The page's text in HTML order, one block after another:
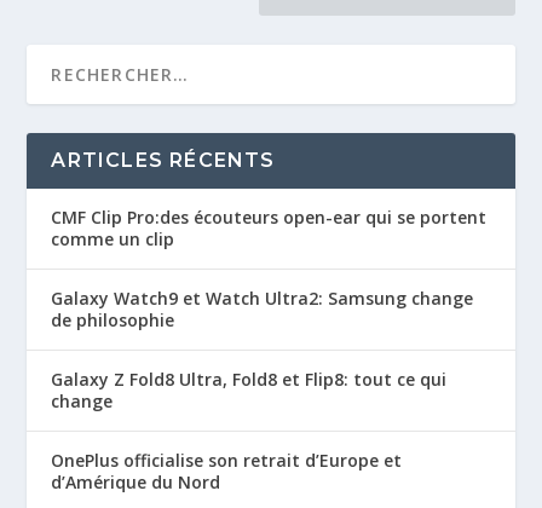
ARTICLES RÉCENTS
CMF Clip Pro:des écouteurs open-ear qui se portent
comme un clip
Galaxy Watch9 et Watch Ultra2: Samsung change
de philosophie
Galaxy Z Fold8 Ultra, Fold8 et Flip8: tout ce qui
change
OnePlus officialise son retrait d’Europe et
d’Amérique du Nord